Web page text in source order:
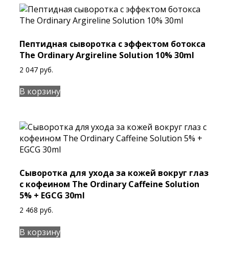
Пептидная сыворотка с эффектом ботокса
The Ordinary Argireline Solution 10% 30ml
2 047 руб.
В корзину
Сыворотка для ухода за кожей вокруг глаз
с кофеином The Ordinary Caffeine Solution
5% + EGCG 30ml
2 468 руб.
В корзину